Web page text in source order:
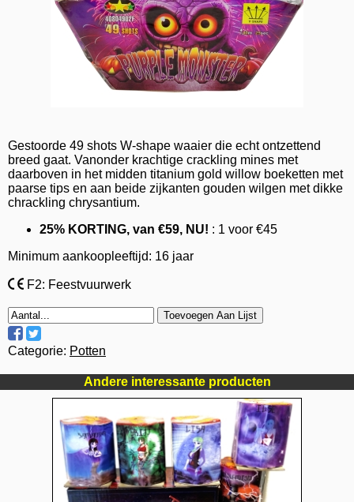
Gestoorde 49 shots W-shape waaier die echt ontzettend
breed gaat. Vanonder krachtige crackling mines met
daarboven in het midden titanium gold willow boeketten met
paarse tips en aan beide zijkanten gouden wilgen met dikke
chrackling chrysantium.
25% KORTING, van €59, NU! : 1 voor €45
Minimum aankoopleeftijd: 16 jaar
F2: Feestvuurwerk
Toevoegen Aan Lijst
Categorie: Potten
Andere interessante producten